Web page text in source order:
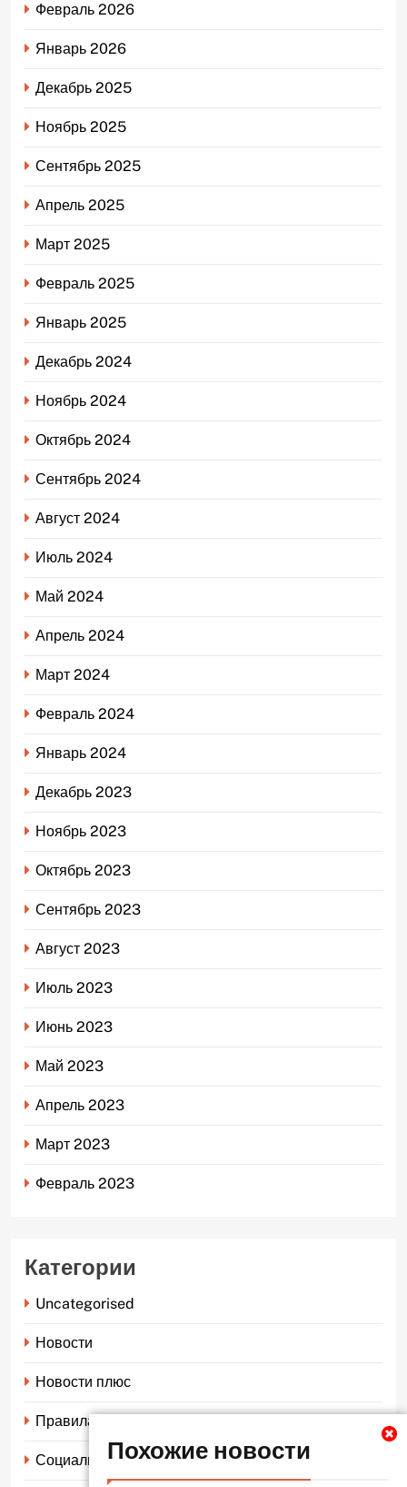
Похожие новости
Февраль 2026
Январь 2026
Декабрь 2025
Ноябрь 2025
Сентябрь 2025
Апрель 2025
Март 2025
Февраль 2025
Январь 2025
Декабрь 2024
Ноябрь 2024
Октябрь 2024
Сентябрь 2024
Август 2024
Июль 2024
Май 2024
Апрель 2024
Март 2024
Февраль 2024
Январь 2024
Декабрь 2023
Ноябрь 2023
Октябрь 2023
Сентябрь 2023
Август 2023
Июль 2023
Июнь 2023
Май 2023
Апрель 2023
Март 2023
Февраль 2023
Категории
Uncategorised
Новости
Новости плюс
Правила страхования
Социальное страхование